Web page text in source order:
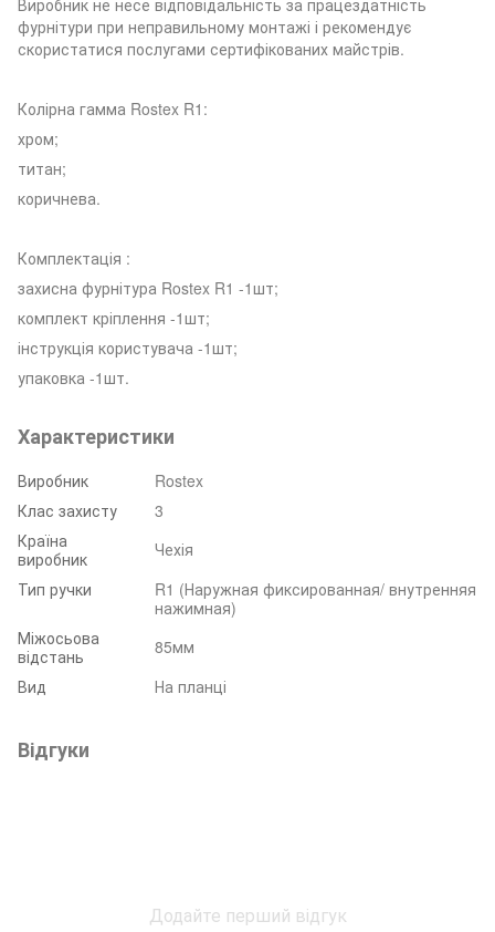
фурнітури при неправильному монтажі і рекомендує
скористатися послугами сертифікованих майстрів.
Колірна гамма Rostex R1:
хром;
титан;
коричнева.
Комплектація :
захисна фурнітура Rostex R1 -1шт;
комплект кріплення -1шт;
інструкція користувача -1шт;
упаковка -1шт.
Характеристики
Виробник
Rostex
Клас захисту
3
Країна
виробник
Чехія
Тип ручки
R1 (Наружная фиксированная/ внутренняя
нажимная)
Міжосьова
відстань
85мм
Вид
На планці
Відгуки
Додайте перший відгук